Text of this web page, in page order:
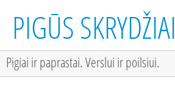
PIGŪS SKRYDŽIAI
Pigiai ir paprastai. Verslui ir poilsiui.